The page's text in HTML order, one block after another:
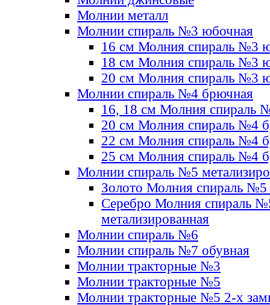
Молнии металл
Молнии спираль №3 юбочная
16 см Молния спираль №3
18 см Молния спираль №3
20 см Молния спираль №3
Молнии спираль №4 брючная
16, 18 см Молния спираль
20 см Молния спираль №4
22 см Молния спираль №4
25 см Молния спираль №4
Молнии спираль №5
Золото Молния спираль №5
Серебро Молния спираль
метализированная
Молнии спираль №6
Молнии спираль №7 обувная
Молнии тракторные №3
Молнии тракторные №5
Молнии тракторные №5 2-х